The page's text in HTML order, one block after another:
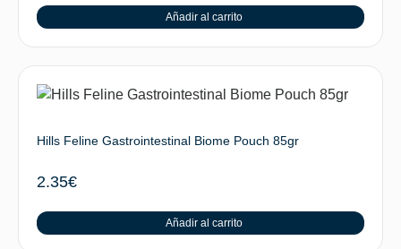
Añadir al carrito
Hills Feline Gastrointestinal Biome Pouch 85gr
2.35€
Añadir al carrito